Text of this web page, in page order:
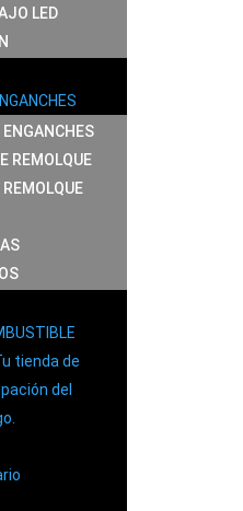
LED
REMOLQUE
tienda de
del